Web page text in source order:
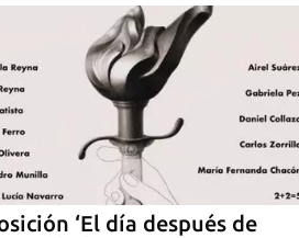
‘El día después de